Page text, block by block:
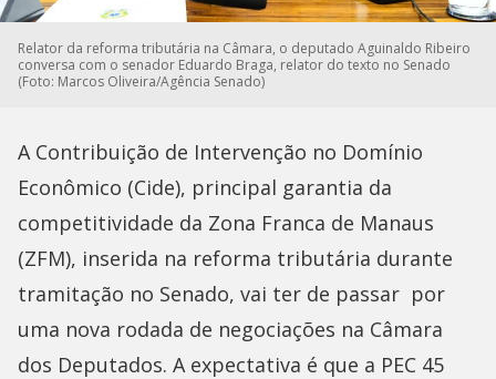
Relator da reforma tributária na Câmara, o deputado Aguinaldo Ribeiro
conversa com o senador Eduardo Braga, relator do texto no Senado
(Foto: Marcos Oliveira/Agência Senado)
A Contribuição de Intervenção no Domínio
Econômico (Cide), principal garantia da
competitividade da Zona Franca de Manaus
(ZFM), inserida na reforma tributária durante
tramitação no Senado, vai ter de passar por
uma nova rodada de negociações na Câmara
dos Deputados. A expectativa é que a PEC 45